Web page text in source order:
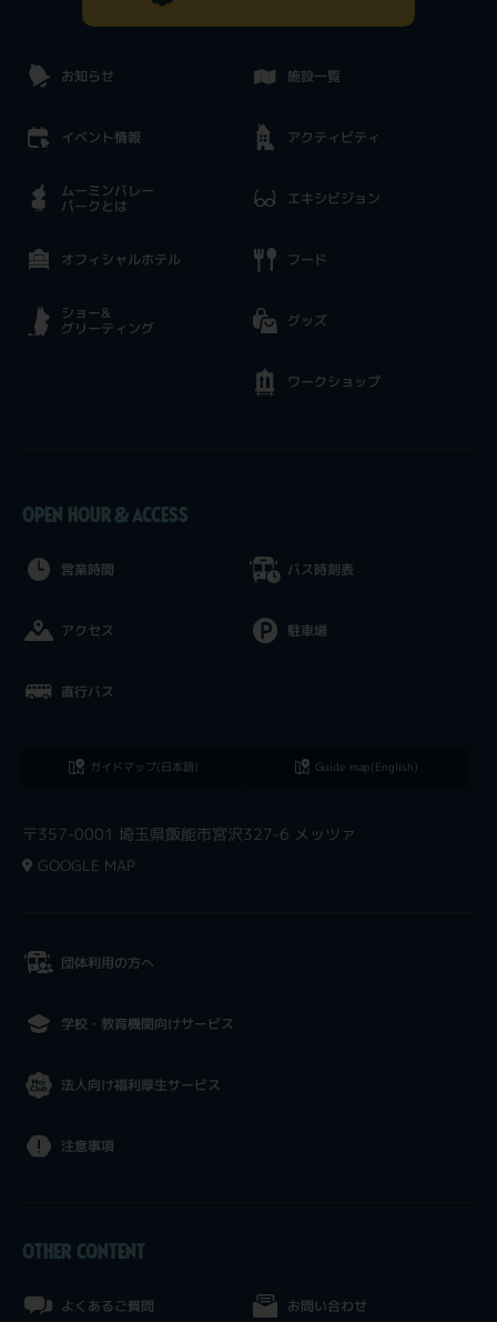
お知らせ
イベント情報
ムーミンバレー
パークとは
オフィシャルホテル
ショー&
グリーティング
施設一覧
アクティビティ
エキシビジョン
フード
グッズ
ワークショップ
OPEN HOUR & ACCESS
営業時間
アクセス
直行バス
バス時刻表
駐車場
ガイドマップ(日本語) Guide map(English)
〒357-0001 埼玉県飯能市宮沢327-6 メッツァ
GOOGLE MAP
団体利用の方へ
学校・教育機関向けサービス
法人向け福利厚生サービス
注意事項
OTHER CONTENT
よくあるご質問 お問い合わせ